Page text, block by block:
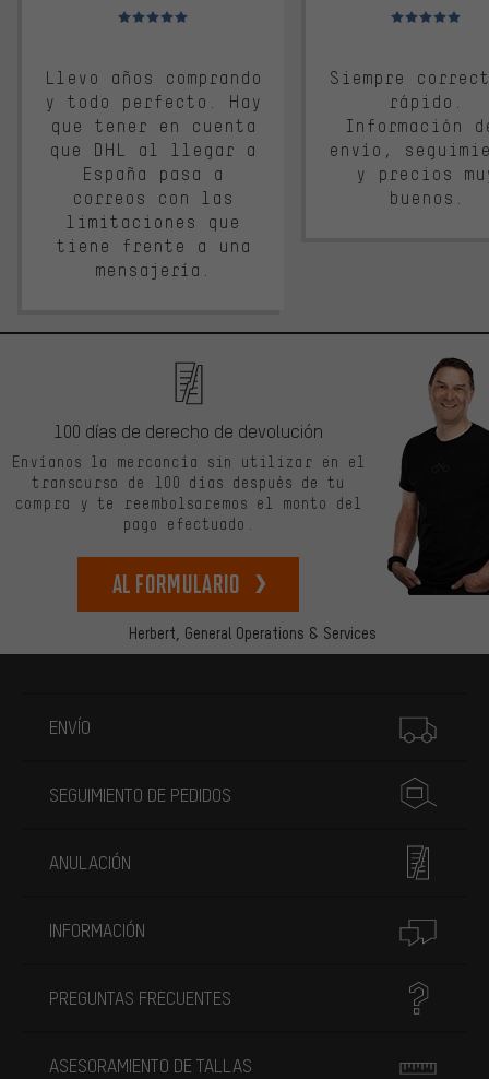
Valoración media: 5 de 5
Llevo años comprando
y todo perfecto. Hay
que tener en cuenta
que DHL al llegar a
España pasa a
correos con las
limitaciones que
tiene frente a una
mensajería.
Valoración
Siempre
rápido.
Información
envío,
y precios
buenos.
Herbert, General Operations & Services
100 días de derecho de devolución
Envíanos la mercancía sin utilizar en el
transcurso de 100 días después de tu
compra y te reembolsaremos el monto del
pago efectuado.
Al formulario
ENVÍO
SEGUIMIENTO DE PEDIDOS
ANULACIÓN
INFORMACIÓN
PREGUNTAS FRECUENTES
ASESORAMIENTO DE TALLAS